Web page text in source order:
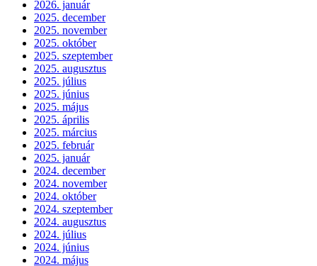
2026. január
2025. december
2025. november
2025. október
2025. szeptember
2025. augusztus
2025. július
2025. június
2025. május
2025. április
2025. március
2025. február
2025. január
2024. december
2024. november
2024. október
2024. szeptember
2024. augusztus
2024. július
2024. június
2024. május